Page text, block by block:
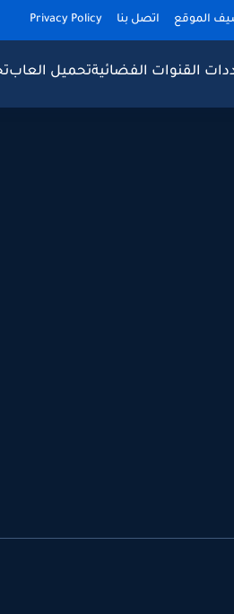
الموقع اتصل بنا Privacy Policy
القنوات الفضائيةتحميل العاب